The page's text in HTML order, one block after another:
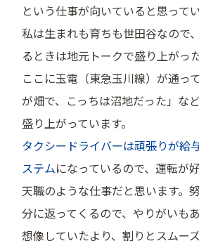
という仕事が向いていると思ってい
私は生まれも育ちも世田谷なので
るときは地元トークで盛り上がっ
ここに玉電（東急玉川線）が通っ
が畑で、こっちは沼地だった」な
盛り上がっています。
タクシードライバーは頑張りが給
ステムになっているので、運転が
天職のような仕事だと思います。
分に返ってくるので、やりがいも
想像していたより、割りとスムー